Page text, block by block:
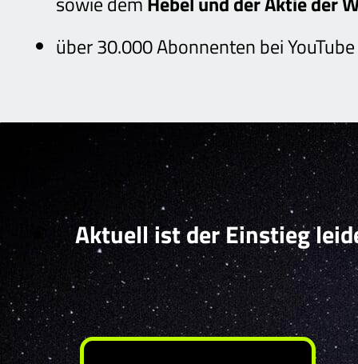
über 30.000 Abonnenten bei YouTube
Aktuell ist der Einstieg